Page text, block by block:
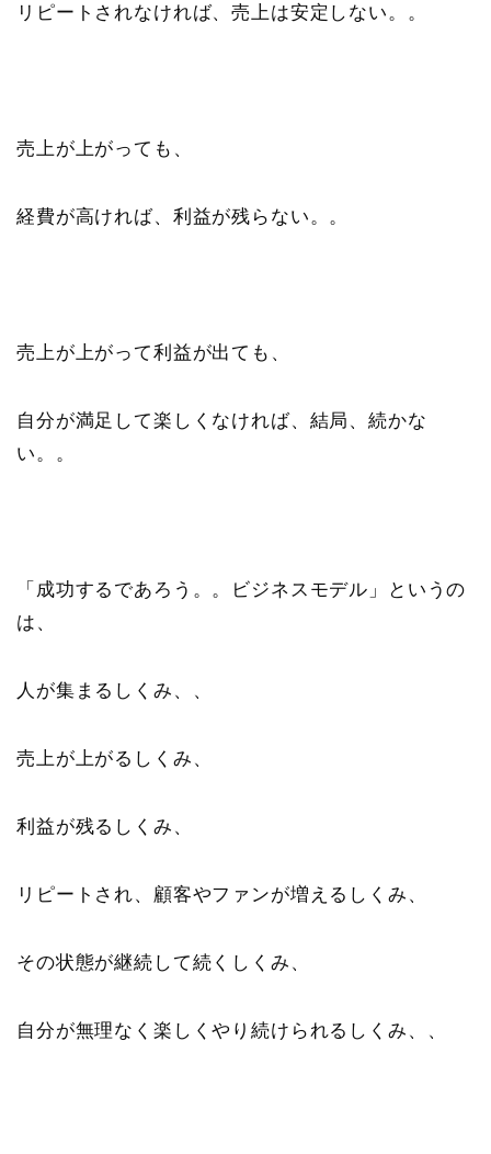
リピートされなければ、売上は安定しない。。
売上が上がっても、
経費が高ければ、利益が残らない。。
売上が上がって利益が出ても、
自分が満足して楽しくなければ、結局、続かな
い。。
「成功するであろう。。ビジネスモデル」というの
は、
人が集まるしくみ、、
売上が上がるしくみ、
利益が残るしくみ、
リピートされ、顧客やファンが増えるしくみ、
その状態が継続して続くしくみ、
自分が無理なく楽しくやり続けられるしくみ、、